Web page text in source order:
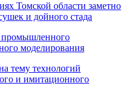
Томской области заметно
и дойного стада
тему технологий
и имитационного